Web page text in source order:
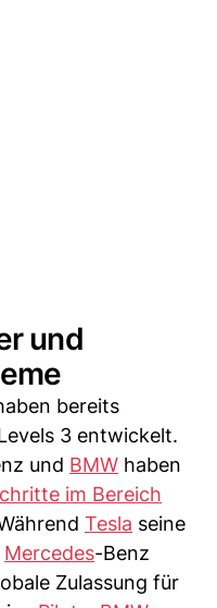
und
bereits
3 entwickelt.
und BMW haben
im Bereich
Tesla seine
Mercedes-Benz
Zulassung für